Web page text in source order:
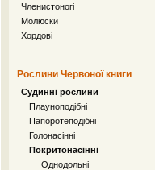
Членистоногі
Молюски
Хордові
Рослини Червоної книги
Судинні рослини
Плауноподібні
Папоротеподібні
Голонасінні
Покритонасінні
Однодольні